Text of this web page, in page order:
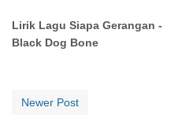
Lirik Lagu Siapa Gerangan -
Black Dog Bone
Newer Post